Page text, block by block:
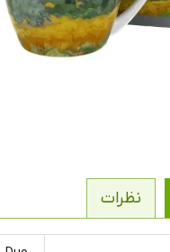
نظرات